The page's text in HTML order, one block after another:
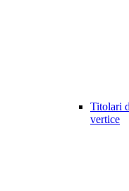
Titolari
vertice